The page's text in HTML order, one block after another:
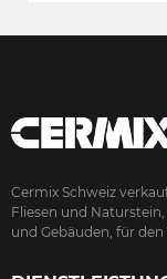
Cermix Schweiz
Fliesen und
und Gebäuden, für